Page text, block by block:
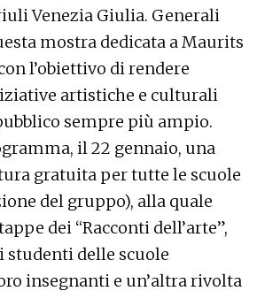
Venezia Giulia. Generali
mostra dedicata a Maurits
l’obiettivo di rendere
artistiche e culturali
sempre più ampio.
il 22 gennaio, una
gratuita per tutte le scuole
del gruppo), alla quale
dei “Racconti dell’arte”,
studenti delle scuole
insegnanti e un’altra rivolta